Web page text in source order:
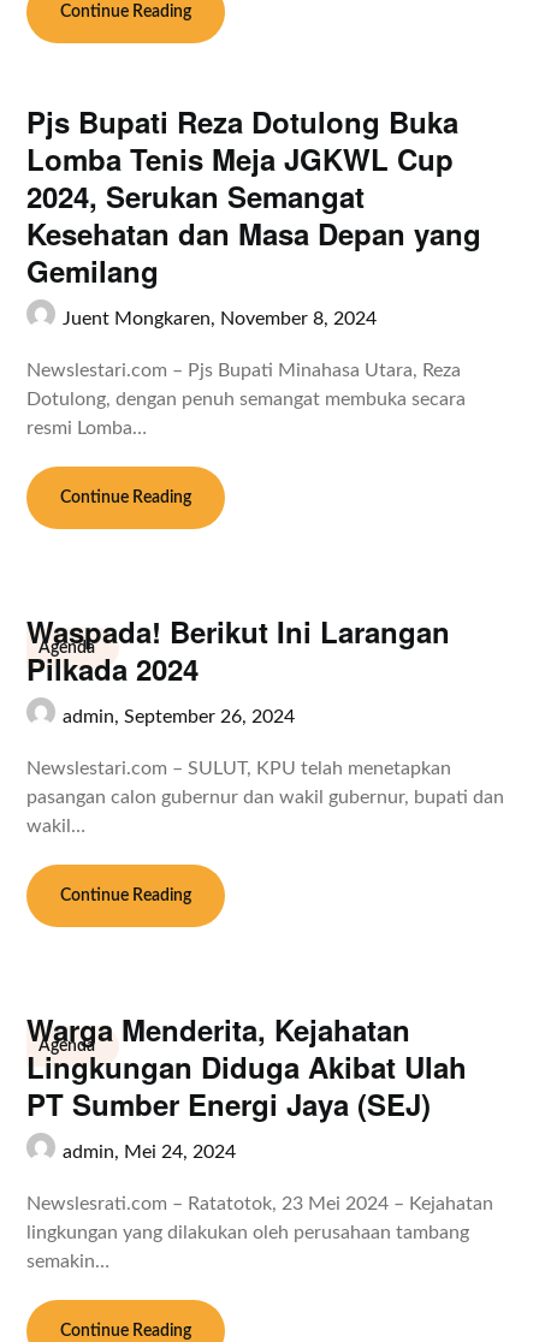
Continue Reading
Pjs Bupati Reza Dotulong Buka
Lomba Tenis Meja JGKWL Cup
2024, Serukan Semangat
Kesehatan dan Masa Depan yang
Gemilang
Juent Mongkaren, November 8, 2024
Newslestari.com – Pjs Bupati Minahasa Utara, Reza
Dotulong, dengan penuh semangat membuka secara
resmi Lomba…
Continue Reading
Agenda
Waspada! Berikut Ini Larangan
Pilkada 2024
admin,September 26, 2024
Newslestari.com – SULUT, KPU telah menetapkan
pasangan calon gubernur dan wakil gubernur, bupati dan
wakil…
Continue Reading
Agenda
Warga Menderita, Kejahatan
Lingkungan Diduga Akibat Ulah
PT Sumber Energi Jaya (SEJ)
admin, Mei 24, 2024
Newslesrati.com – Ratatotok, 23 Mei 2024 – Kejahatan
lingkungan yang dilakukan oleh perusahaan tambang
semakin…
Continue Reading